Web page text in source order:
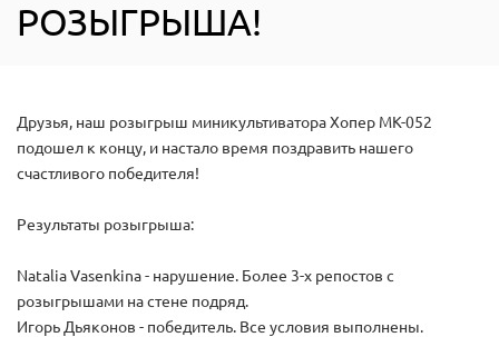
РОЗЫГРЫША!
Друзья, наш розыгрыш миникультиватора Хопер МК-052
подошел к концу, и настало время поздравить нашего
счастливого победителя!
Результаты розыгрыша:
Natalia Vasenkina - нарушение. Более 3-х репостов с
розыгрышами на стене подряд.
Игорь Дьяконов - победитель. Все условия выполнены.